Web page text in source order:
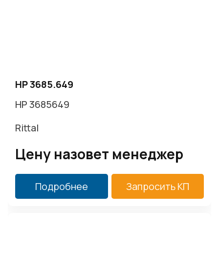
HP 3685.649
HP 3685649
Rittal
Цену назовет менеджер
Подробнее Запросить КП